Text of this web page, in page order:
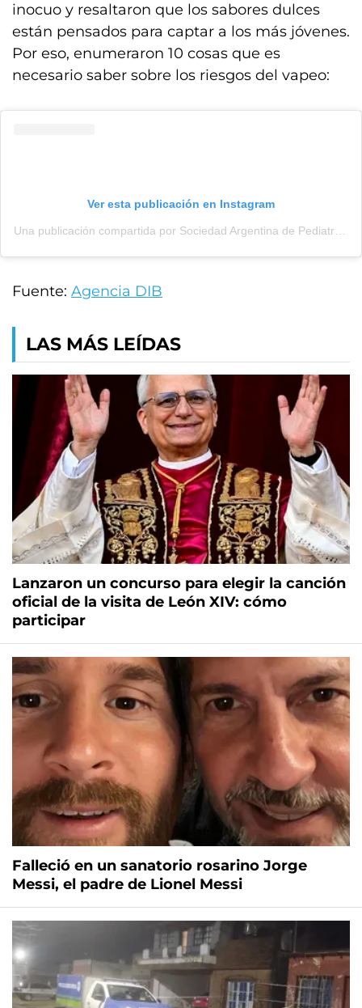
inocuo y resaltaron que los sabores dulces
están pensados para captar a los más jóvenes.
Por eso, enumeraron 10 cosas que es
necesario saber sobre los riesgos del vapeo:
Ver esta publicación en Instagram
Fuente: Agencia DIB
LAS MÁS LEÍDAS
Lanzaron un concurso para elegir la canción
oficial de la visita de León XIV: cómo
participar
Falleció en un sanatorio rosarino Jorge
Messi, el padre de Lionel Messi